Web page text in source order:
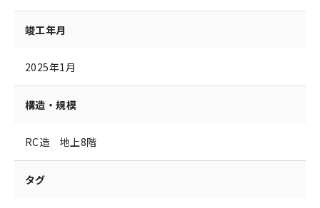
竣工年月
2025年1月
構造・規模
RC造 地上8階
タグ